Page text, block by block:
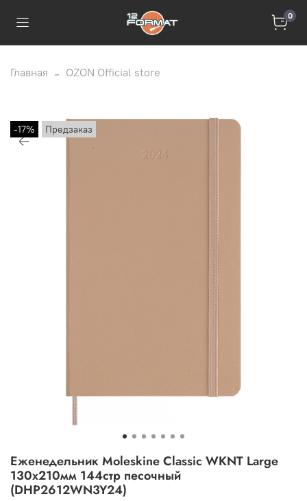
0
Главная OZON Official store
-17% Предзаказ
Еженедельник Moleskine Classic WKNT Large
130х210мм 144стр песочный
(DHP2612WN3Y24)